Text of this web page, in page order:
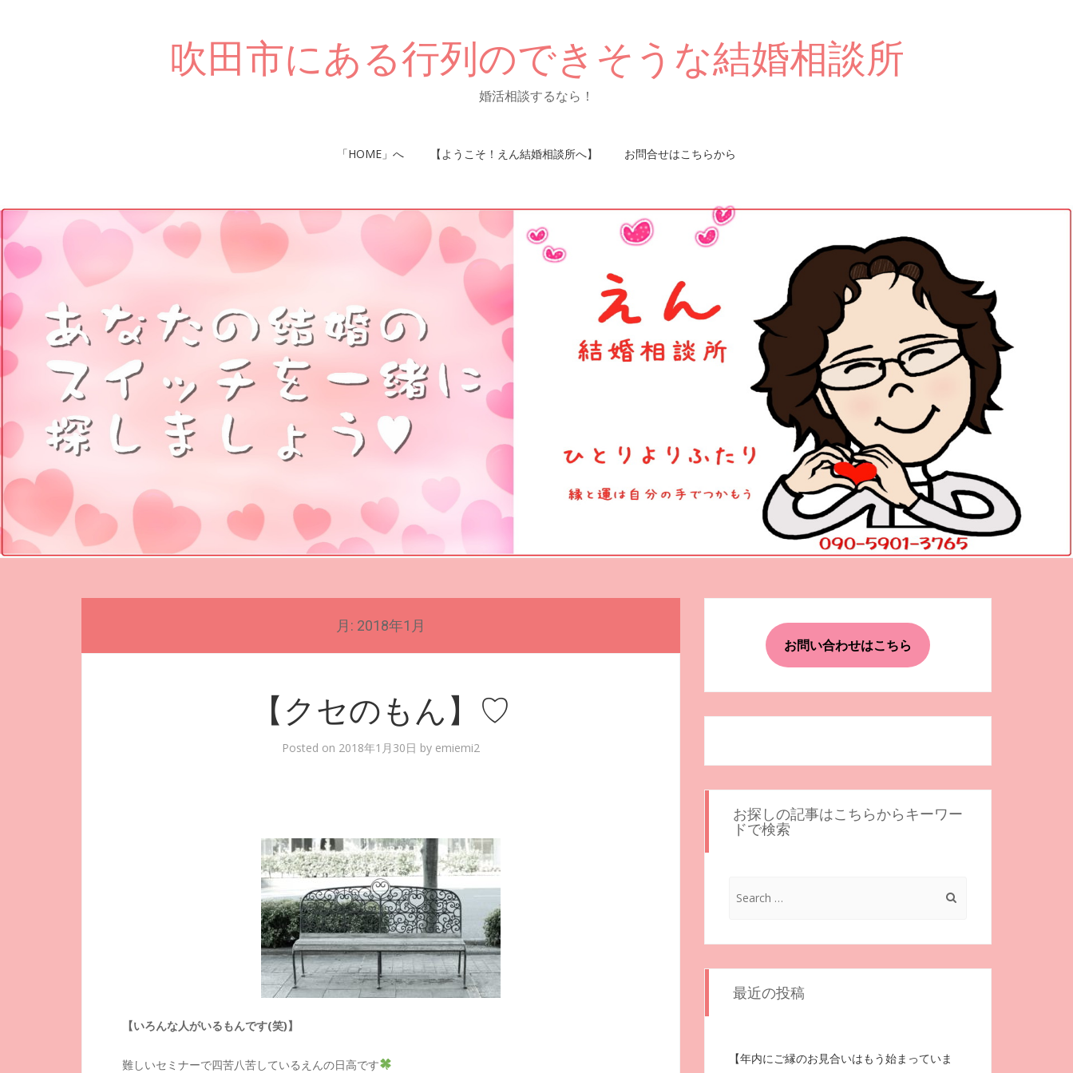
吹田市にある行列のできそうな結婚相談所
婚活相談するなら！
「HOME」へ 【ようこそ！えん結婚相談所へ】 お問合せはこちらから
月: 2018年1月
【クセのもん】♡
Posted on 2018年1月30日 by emiemi2
【いろんな人がいるもんです(笑)】
難しいセミナーで四苦八苦しているえんの日高です
お問い合わせはこちら
お探しの記事はこちらからキーワー
ドで検索
最近の投稿
【年内にご縁のお見合いはもう始まっていま